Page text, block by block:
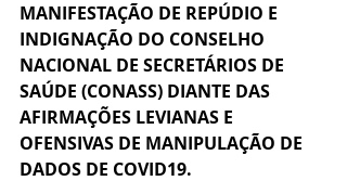
MANIFESTAÇÃO DE REPÚDIO E
INDIGNAÇÃO DO CONSELHO
NACIONAL DE SECRETÁRIOS DE
SAÚDE (CONASS) DIANTE DAS
AFIRMAÇÕES LEVIANAS E
OFENSIVAS DE MANIPULAÇÃO DE
DADOS DE COVID19.